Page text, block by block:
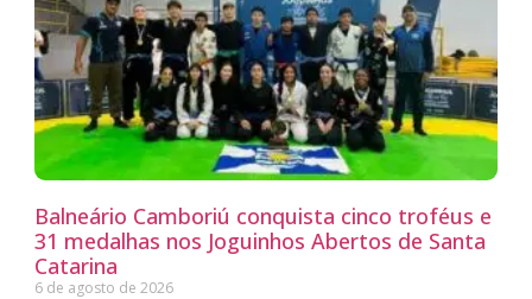
Balneário Camboriú conquista cinco troféus e
31 medalhas nos Joguinhos Abertos de Santa
Catarina
6 de agosto de 2026